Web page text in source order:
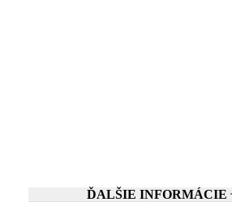
ĎALŠIE INFORMÁCIE